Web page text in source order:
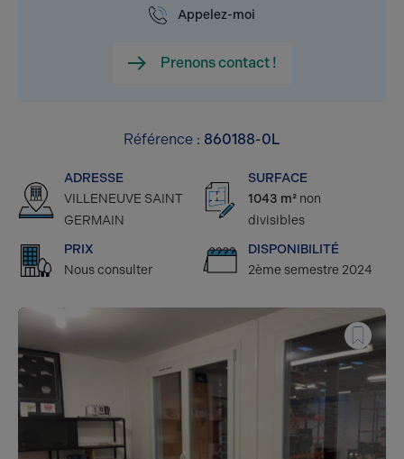
Appelez-moi
Prenons contact !
Référence : 860188-0L
ADRESSE
VILLENEUVE SAINT
GERMAIN
SURFACE
1043 m² non
divisibles
PRIX
Nous consulter
DISPONIBILITÉ
2ème semestre 2024